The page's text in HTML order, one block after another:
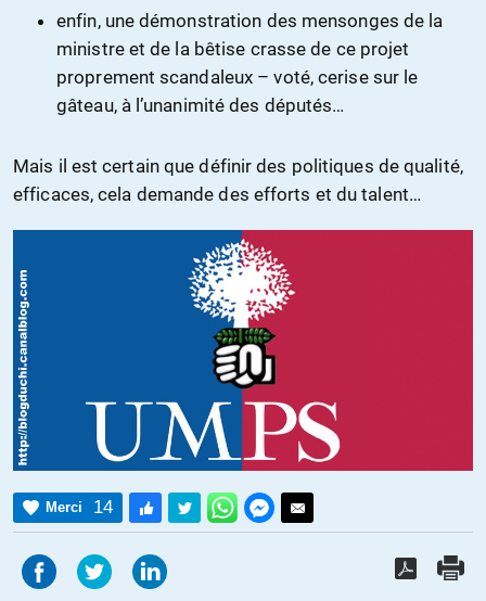
enfin, une démonstration des mensonges de la
ministre et de la bêtise crasse de ce projet
proprement scandaleux – voté, cerise sur le
gâteau, à l’unanimité des députés…
Mais il est certain que définir des politiques de qualité,
efficaces, cela demande des efforts et du talent…
Merci 14